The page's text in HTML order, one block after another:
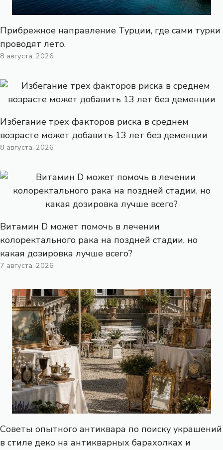
Прибрежное направление Турции, где сами турки
проводят лето.
8 августа, 2026
Избегание трех факторов риска в среднем
возрасте может добавить 13 лет без деменции
8 августа, 2026
Витамин D может помочь в лечении
колоректального рака на поздней стадии, но
какая дозировка лучше всего?
7 августа, 2026
Советы опытного антиквара по поиску украшений
в стиле деко на антикварных барахолках и